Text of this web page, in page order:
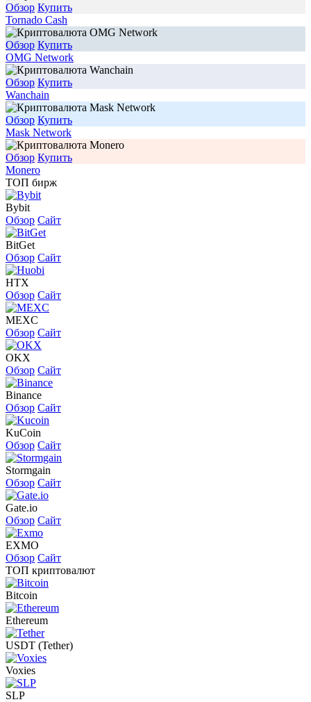
Обзор Купить
Tornado Cash
Обзор Купить
OMG Network
Обзор Купить
Wanchain
Обзор Купить
Mask Network
Обзор Купить
Monero
ТОП бирж
Bybit
Обзор Сайт
BitGet
Обзор Сайт
HTX
Обзор Сайт
MEXC
Обзор Сайт
OKX
Обзор Сайт
Binance
Обзор Сайт
KuCoin
Обзор Сайт
Stormgain
Обзор Сайт
Gate.io
Обзор Сайт
EXMO
Обзор Сайт
ТОП криптовалют
Bitcoin
Ethereum
USDT (Tether)
Voxies
SLP